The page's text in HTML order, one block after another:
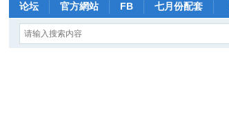
论坛 官方網站 FB 七月份配套